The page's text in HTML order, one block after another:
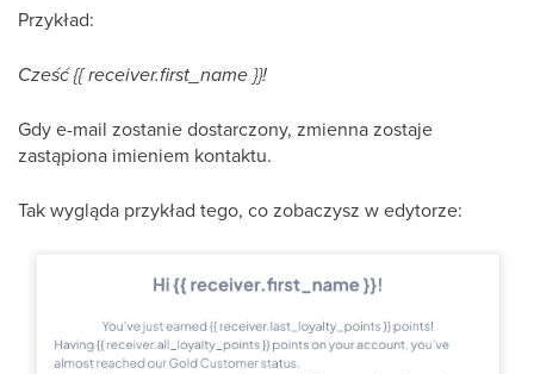
Przykład:
Cześć {{ receiver.first_name }}!
Gdy e-mail zostanie dostarczony, zmienna zostaje
zastąpiona imieniem kontaktu.
Tak wygląda przykład tego, co zobaczysz w edytorze: